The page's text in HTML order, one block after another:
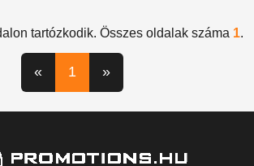
tartózkodik. Összes oldalak száma 1.
« 1 »